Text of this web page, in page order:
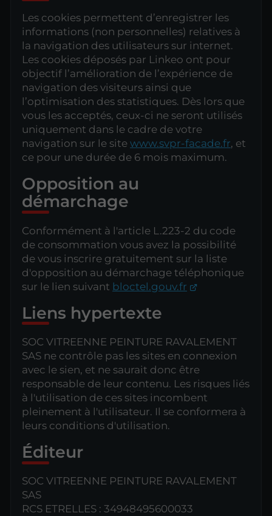
Les cookies permettent d’enregistrer les
informations (non personnelles) relatives à
la navigation des utilisateurs sur internet.
Les cookies déposés par Linkeo ont pour
objectif l’amélioration de l’expérience de
navigation des visiteurs ainsi que
l’optimisation des statistiques. Dès lors que
vous les acceptés, ceux-ci ne seront utilisés
uniquement dans le cadre de votre
navigation sur le sitewww.svpr-facade.fr, et
ce pour une durée de 6 mois maximum.
Opposition au
démarchage
Conformément à l'article L.223-2 du code
de consommation vous avez la possibilité
de vous inscrire gratuitement sur la liste
d'opposition au démarchage téléphonique
sur le lien suivant bloctel.gouv.fr
Liens hypertexte
SOC VITREENNE PEINTURE RAVALEMENT
SAS ne contrôle pas les sites en connexion
avec le sien, et ne saurait donc être
responsable de leur contenu. Les risques liés
à l'utilisation de ces sites incombent
pleinement à l'utilisateur. Il se conformera à
leurs conditions d'utilisation.
Éditeur
SOC VITREENNE PEINTURE RAVALEMENT
SAS
RCS ETRELLES : 34948495600033